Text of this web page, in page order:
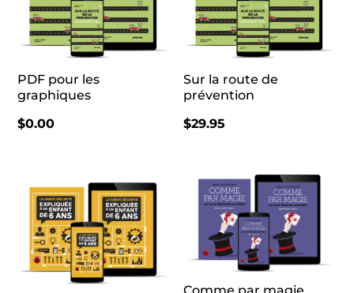
PDF pour les
graphiques
$0.00
Sur la route de
prévention
$29.95